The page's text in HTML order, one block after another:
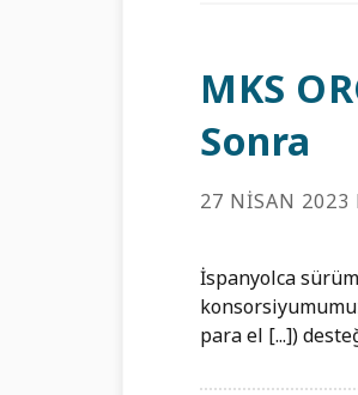
MKS
Sonra
27 NISAN 2023
İspanyolca
para el [...])